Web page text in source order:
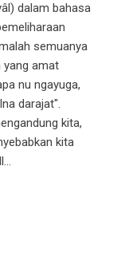
dalam bahasa
semuanya
yang amat
nu ngayuga,
darajat".
kita,
kita